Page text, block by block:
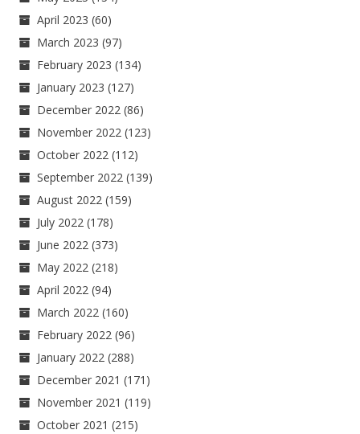
April 2023 (60)
March 2023 (97)
February 2023 (134)
January 2023 (127)
December 2022 (86)
November 2022 (123)
October 2022 (112)
September 2022 (139)
August 2022 (159)
July 2022 (178)
June 2022 (373)
May 2022 (218)
April 2022 (94)
March 2022 (160)
February 2022 (96)
January 2022 (288)
December 2021 (171)
November 2021 (119)
October 2021 (215)